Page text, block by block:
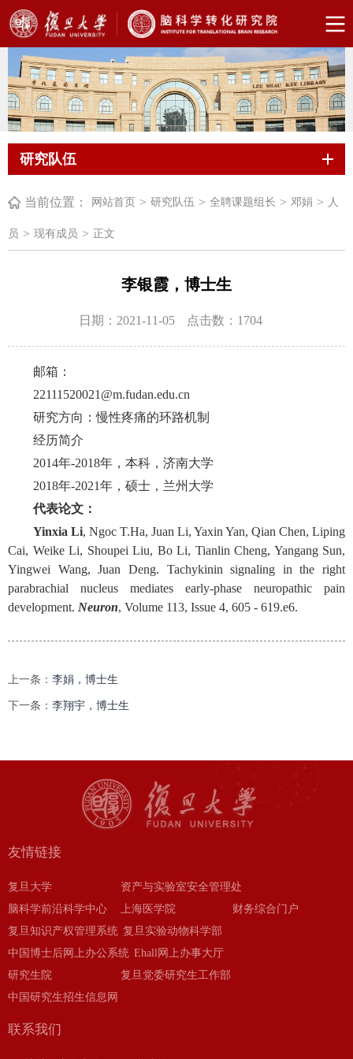
研究队伍
当前位置： 网站首页 > 研究队伍 > 全聘课题组长 > 邓娟 > 人
员 > 现有成员 > 正文
李银霞，博士生
日期：2021-11-05 点击数： 1704
邮箱：
22111520021@m.fudan.edu.cn
研究方向：慢性疼痛的环路机制
经历简介
2014年-2018年，本科，济南大学
2018年-2021年，硕士，兰州大学
代表论文：
Yinxia Li, Ngoc T.Ha, Juan Li, Yaxin Yan, Qian Chen, Liping
Cai, Weike Li, Shoupei Liu, Bo Li, Tianlin Cheng, Yangang Sun,
Yingwei Wang, Juan Deng. Tachykinin signaling in the right
parabrachial nucleus mediates early-phase neuropathic pain
development. Neuron, Volume 113, Issue 4, 605 - 619.e6.
上一条： 李娟，博士生
下一条： 李翔宇，博士生
友情链接
复旦大学
资产与实验室安全管理处
脑科学前沿科学中心
上海医学院
财务综合门户
复旦知识产权管理系统 复旦实验动物科学部
中国博士后网上办公系统 Ehall网上办事大厅
研究生院
复旦党委研究生工作部
中国研究生招生信息网
联系我们